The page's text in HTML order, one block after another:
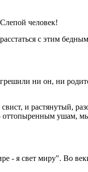
человек!
с этим
ни он, ни
и растянутый,
оттопыренным ушам,
- я свет миру". Во